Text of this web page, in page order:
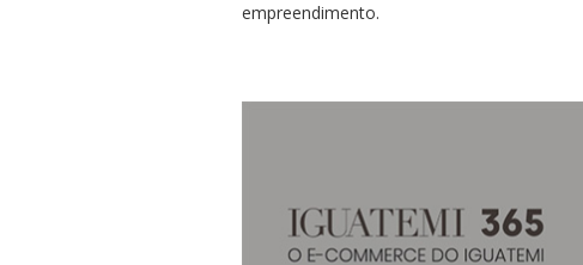
empreendimento.